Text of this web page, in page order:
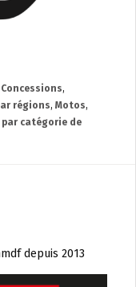
Concessions,
régions, Motos,
catégorie de
depuis 2013